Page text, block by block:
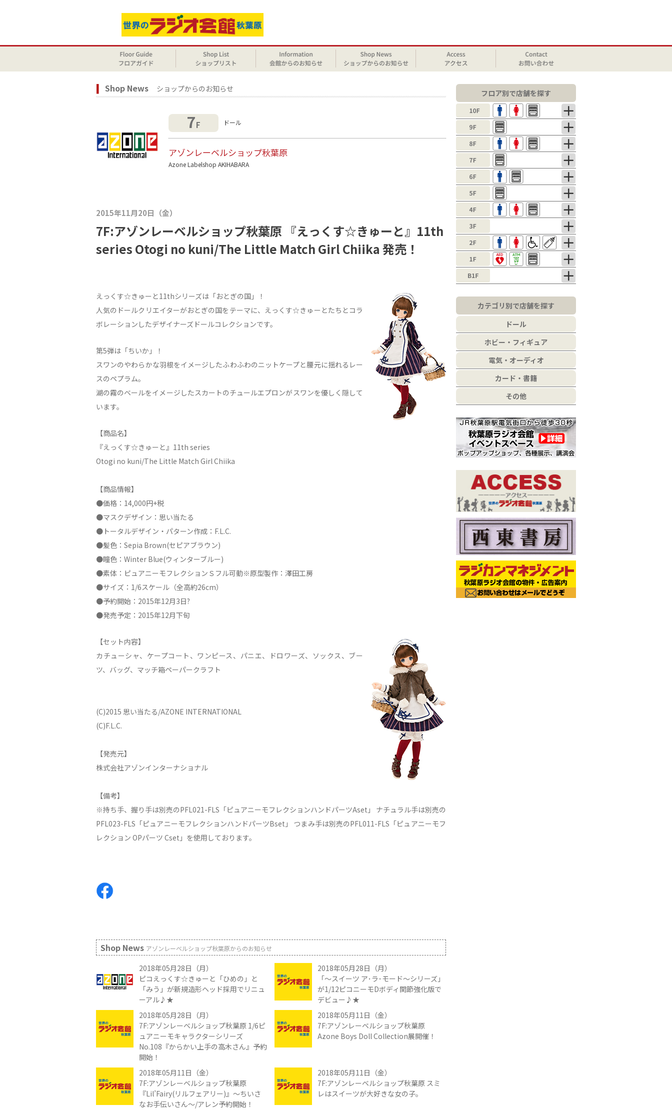
Shop News ショップからのお知らせ
7F ドール
アゾンレーベルショップ秋葉原
Azone Labelshop AKIHABARA
2015年11月20日（金）
7F:アゾンレーベルショップ秋葉原 『えっくす☆きゅーと』11th
series Otogi no kuni/The Little Match Girl Chiika 発売！
えっくす☆きゅーと11thシリーズは「おとぎの国」！
人気のドールクリエイターがおとぎの国をテーマに、えっくす☆きゅーとたちとコラ
ボレーションしたデザイナーズドールコレクションです。
第5弾は「ちいか」！
スワンのやわらかな羽根をイメージしたふわふわのニットケープと腰元に揺れるレー
スのペプラム。
湖の霧のベールをイメージしたスカートのチュールエプロンがスワンを優しく隠して
います。
【商品名】
『えっくす☆きゅーと』11th series
Otogi no kuni/The Little Match Girl Chiika
【商品情報】
●価格：14,000円+税
●マスクデザイン：思い当たる
●トータルデザイン・パターン作成：F.L.C.
●髪色：Sepia Brown(セピアブラウン)
●瞳色：Winter Blue(ウィンターブルー)
●素体：ピュアニーモフレクションＳフル可動※原型製作：澤田工房
●サイズ：1/6スケール（全高約26cm）
●予約開始：2015年12月3日?
●発売予定：2015年12月下旬
【セット内容】
カチューシャ、ケープコート、ワンピース、パニエ、ドロワーズ、ソックス、ブー
ツ、バッグ、マッチ箱ペーパークラフト
(C)2015 思い当たる/AZONE INTERNATIONAL
(C)F.L.C.
【発売元】
株式会社アゾンインターナショナル
【備考】
※持ち手、握り手は別売のPFL021-FLS「ピュアニーモフレクションハンドパーツAset」 ナチュラル手は別売の
PFL023-FLS「ピュアニーモフレクションハンドパーツBset」 つまみ手は別売のPFL011-FLS「ピュアニーモフ
レクション OPパーツ Cset」を使用しております。
Shop News アゾンレーベルショップ秋葉原からのお知らせ
2018年05月28日（月）
ピコえっくす☆きゅーと「ひめの」と
「みう」が新規造形ヘッド採用でリニュ
ーアル♪★
2018年05月28日（月）
「～スイーツ ア･ラ･モード～シリーズ」
が1/12ピコニーモDボディ関節強化版で
デビュー♪★
2018年05月28日（月）
7F:アゾンレーベルショップ秋葉原 1/6ピ
ュアニーモキャラクターシリーズ
No.108『からかい上手の高木さん』予約
開始！
2018年05月11日（金）
7F:アゾンレーベルショップ秋葉原
Azone Boys Doll Collection展開催！
2018年05月11日（金）
7F:アゾンレーベルショップ秋葉原
『Lil’Fairy(リルフェアリー)』～ちいさ
なお手伝いさん～/アレン予約開始！
2018年05月11日（金）
7F:アゾンレーベルショップ秋葉原 スミ
レはスイーツが大好きな女の子。
フロア別で店舗を探す
カテゴリ別で店舗を探す
ドール
ホビー・フィギュア
電気・オーディオ
カード・書籍
その他